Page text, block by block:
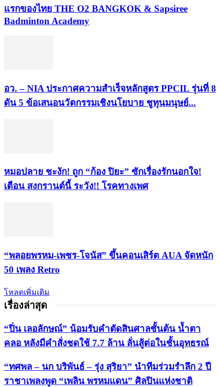
แรกของไทย THE O2 BANGKOK & Sapsiree
Badminton Academy
อว. – NIA ประกาศความสำเร็จหลักสูตร PPCIL รุ่นที่ 8
ดัน 5 ข้อเสนอนวัตกรรมเชิงนโยบาย ชูทุนมนุษย์...
หมอปลาย ชะงัก! ถูก “ก้อง ปิยะ” ซักเรื่องรักนอกใจ!
เตือน สงกรานต์นี้ ระวัง!! โรคทางเพศ
“พลอยพรหม-เพชร-โจนัส” ขึ้นคอนเสิร์ต AUA จัดหนัก
50 เพลง Retro
โหลดเพิ่มเติม
เรื่องล่าสุด
“ปิ่น เลอลักษณ์” น้อมรับคำตัดสินศาลชั้นต้น น้ำตา
คลอ หลังมีคำสั่งชดใช้ 7.7 ล้าน ลั่นสู้ต่อในชั้นอุทธรณ์
“ทศพล – นก บริพันธ์ – รุ่ง สุริยา” นำทีมร่วมรำลึก 2 ปี
ราชาเพลงพูด “เพลิน พรหมแดน” ศิลปินแห่งชาติ